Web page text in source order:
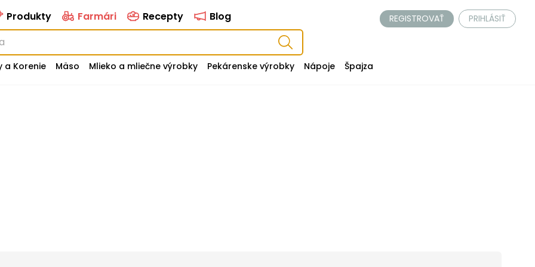
Produkty Farmári Recepty Blog REGISTROVAŤ PRIHLÁSIŤ
a Korenie Mäso Mlieko a mliečne výrobky Pekárenske výrobky Nápoje Špajza